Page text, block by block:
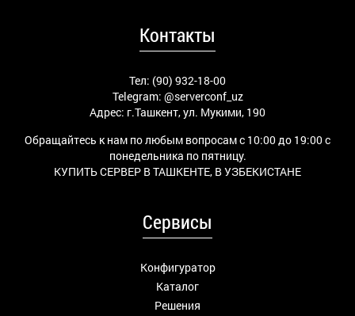
Контакты
Тел: (90) 932-18-00
Telegram: @serverconf_uz
Адрес: г.Ташкент, ул. Мукими, 190
Обращайтесь к нам по любым вопросам с 10:00 до 19:00 с
понедельника по пятницу.
КУПИТЬ СЕРВЕР В ТАШКЕНТЕ, В УЗБЕКИСТАНЕ
Сервисы
Конфигуратор
Каталог
Решения